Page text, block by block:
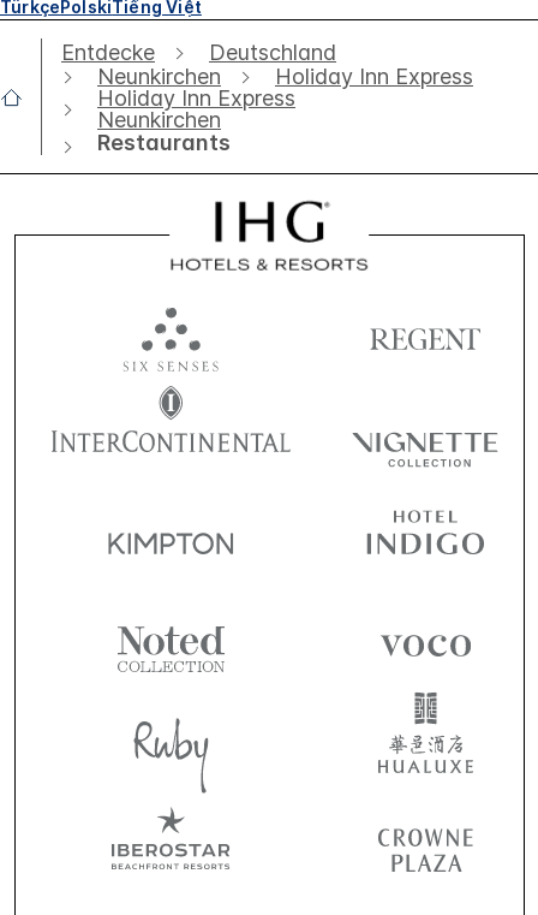
TürkçePolskiTiếng Việt
Entdecke
Deutschland
Neunkirchen
Holiday Inn Express
Holiday Inn Express
Neunkirchen
Restaurants